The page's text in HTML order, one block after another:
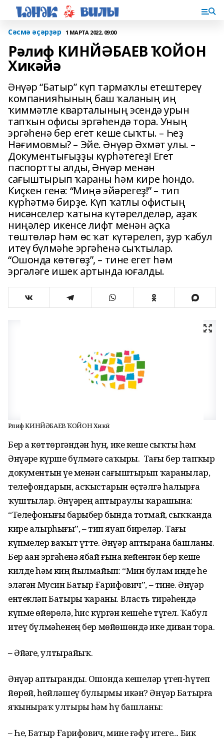
Сәсмә әҫәрҙәр 1 МАРТА 2022, 09:00
Рәлиф КИНЙӘБАЕВ ҠОЙОН
Хикәйә
Әнүәр “Батыр” күп тармаҡлы етештереү
компанияһының баш ҡаланың иң
ҡиммәтле кварталының эсендә урын
тапҡын офисы эргәһендә тора. Уның
эргәһенә бер егет кеше сыҡты. – Һеҙ
Нәғимовмы? – Эйе. Әнүәр Әхмәт улы. –
Документығыҙҙы күрһәтегеҙ! Егет
паспортты алды, Әнүәр менән
сағыштырып ҡараны һәм кире һондо.
Киҫкен генә: “Миңә эйәрегеҙ!” – тип
күрһәтмә бирҙе. Күп ҡатлы офистың
нисәнселер ҡатына күтәрелделәр, аҙаҡ
ниңәлер икенсе лифт менән аҫҡа
төштөләр һәм өс ҡат күтәрелеп, ҙур ҡабул
итеү бүлмәһе эргәһенә сыҡтылар.
“Ошонда көтөгөҙ”, – тине егет һәм
эргәләге ишек артында юғалды.
Рәлиф КИНЙӘБАЕВ ҠОЙОН Хикәйә
Бер аҙ көттөргәндән һуң, ике кеше сыҡты һәм
Әнүәрҙе күрше бүлмәгә саҡырҙы. Тағы бер тапҡыр
документын үҙе менән сағыштырып ҡаранылар,
телефондарын, асҡыстарын өҫтәлгә һалырға
ҡуштылар. Әнүәрҙең аптыраулы ҡарашына:
“Телефонығыҙ барыбер бында тотмай, сыҡҡанда
кире алырһығыҙ”, – тип яуап бирҙеләр. Тағы
күпмелер ваҡыт үтте. Әнүәр аптырана башланы.
Бер аҙҙан эргәһенә ябай ғына кейенгән бер кеше
килде һәм киң йылмайып: “Мин булам инде һеҙ
эҙләгән Мусин Батыр Ғарифович”, – тине. Әнүәр
ентекләп Батырҙы ҡараны. Власть тирәһендә
күпме өйөрөлә, һис күргән кешеһе түгел. Ҡабул
итеү бүлмәһенең бер мөйөшөндә ике диван тора.
– Әйҙәгеҙ, ултырайыҡ.
Әнүәр аптыранды. Ошонда кешеләр үтеп-һүтеп
йөрөй, һөйләшеү булырмы икән? Әнүәр Батырға
яҡыныраҡ ултырҙы һәм һүҙ башланы:
– Һеҙ, Батыр Ғарифович, мине ғәфү итегеҙ... Бик